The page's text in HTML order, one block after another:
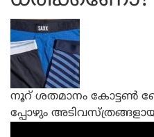
നൂറ് ശതമാനം
പ്പോഴും